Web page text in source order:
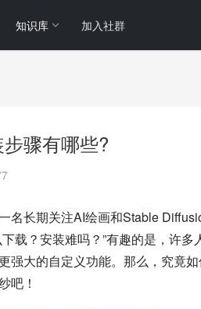
知识库 加入社群
骤有哪些?
长期关注AI绘画和Stable
载？安装难吗？”有趣的是，许多
强大的自定义功能。那么，究竟
吧！